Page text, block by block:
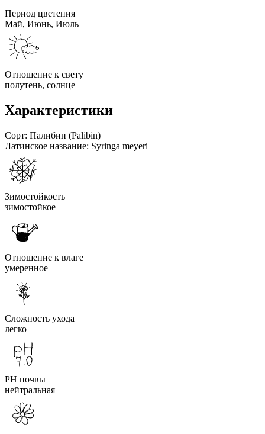
Период цветения
Май, Июнь, Июль
Отношение к свету
полутень, солнце
Характеристики
Сорт: Палибин (Palibin)
Латинское название: Syringa meyeri
Зимостойкость
зимостойкое
Отношение к влаге
умеренное
Сложность ухода
легко
PH почвы
нейтральная